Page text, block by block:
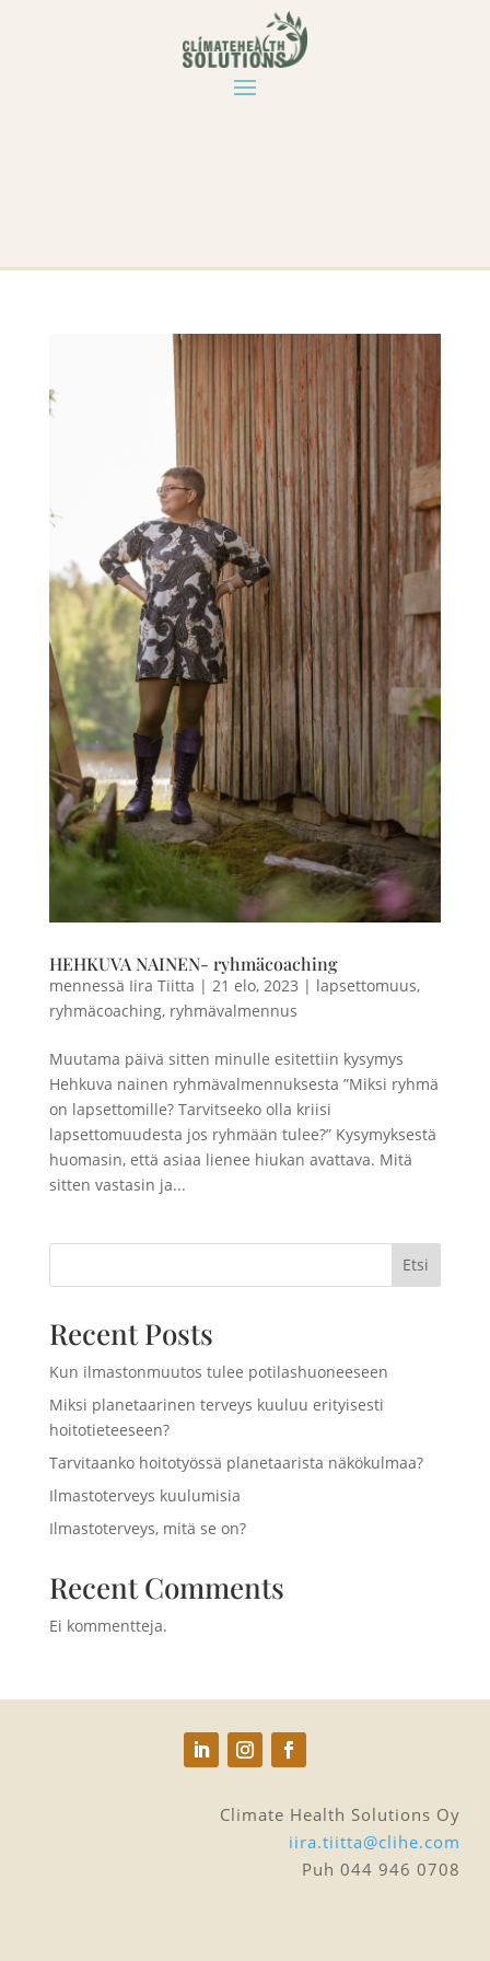
HEHKUVA NAINEN- ryhmäcoaching
mennessä Iira Tiitta | 21 elo, 2023 | lapsettomuus,
ryhmäcoaching, ryhmävalmennus
Muutama päivä sitten minulle esitettiin kysymys
Hehkuva nainen ryhmävalmennuksesta ”Miksi ryhmä
on lapsettomille? Tarvitseeko olla kriisi
lapsettomuudesta jos ryhmään tulee?” Kysymyksestä
huomasin, että asiaa lienee hiukan avattava. Mitä
sitten vastasin ja...
Etsi
Recent Posts
Kun ilmastonmuutos tulee potilashuoneeseen
Miksi planetaarinen terveys kuuluu erityisesti
hoitotieteeseen?
Tarvitaanko hoitotyössä planetaarista näkökulmaa?
Ilmastoterveys kuulumisia
Ilmastoterveys, mitä se on?
Recent Comments
Ei kommentteja.
Climate Health Solutions Oy
iira.tiitta@clihe.com
Puh 044 946 0708